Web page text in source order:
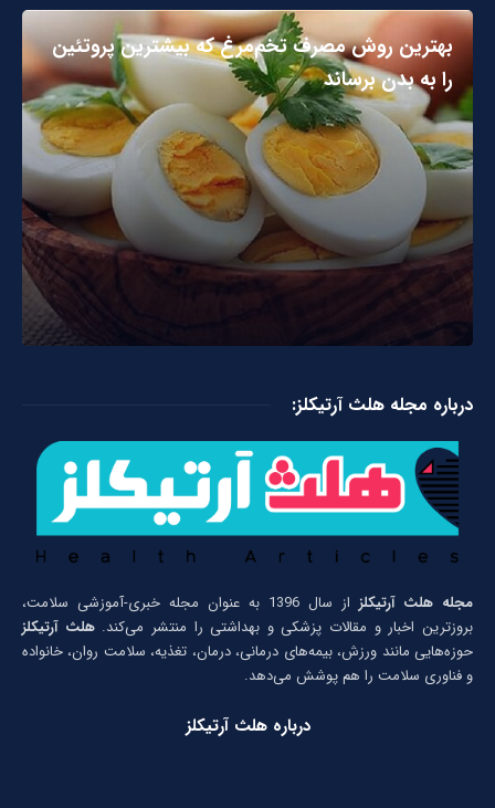
بهترین روش مصرف تخم‌مرغ که بیشترین پروتئین
را به بدن برساند
درباره مجله هلث آرتیکلز:
مجله هلث آرتیکلز
از سال 1396 به عنوان مجله خبری-آموزشی سلامت،
بروزترین اخبار و مقالات پزشکی و بهداشتی را منتشر می‌کند.هلث آرتیکلز
حوزه‌هایی مانند ورزش، بیمه‌های درمانی، درمان، تغذیه، سلامت روان، خانواده
و فناوری سلامت را هم پوشش می‌دهد.
درباره هلث آرتیکلز